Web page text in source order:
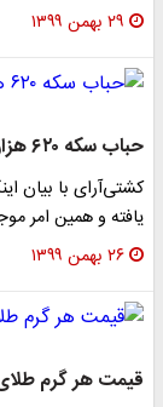
۲۹ بهمن ۱۳۹۹
حباب سکه ۶۲۰ هزار تومان شد
کشتی‌آرای با بیان
یافته و همین امر موجب حباب ۶۲۰
۲۶ بهمن ۱۳۹۹
قیمت هر گرم طلای ۱۸ عیار امروز چند